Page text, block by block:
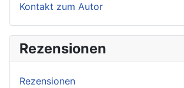
Kontakt zum Autor
Rezensionen
Rezensionen